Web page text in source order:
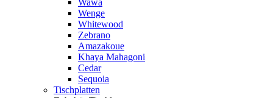
Wawa
Wenge
Whitewood
Zebrano
Amazakoue
Khaya Mahagoni
Cedar
Sequoia
Tischplatten